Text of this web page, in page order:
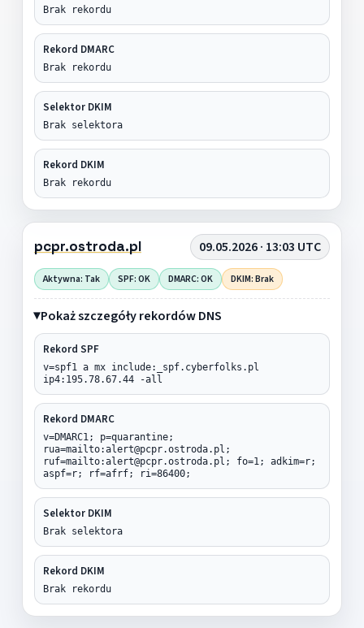
Brak rekordu
Rekord DMARC
Brak rekordu
Selektor DKIM
Brak selektora
Rekord DKIM
Brak rekordu
pcpr.ostroda.pl 09.05.2026 · 13:03 UTC
Aktywna: Tak SPF: OK DMARC: OK DKIM: Brak
Pokaż szczegóły rekordów DNS
Rekord SPF
v=spf1 a mx include:_spf.cyberfolks.pl
ip4:195.78.67.44 -all
Rekord DMARC
v=DMARC1; p=quarantine;
rua=mailto:alert@pcpr.ostroda.pl;
ruf=mailto:alert@pcpr.ostroda.pl; fo=1; adkim=r;
aspf=r; rf=afrf; ri=86400;
Selektor DKIM
Brak selektora
Rekord DKIM
Brak rekordu